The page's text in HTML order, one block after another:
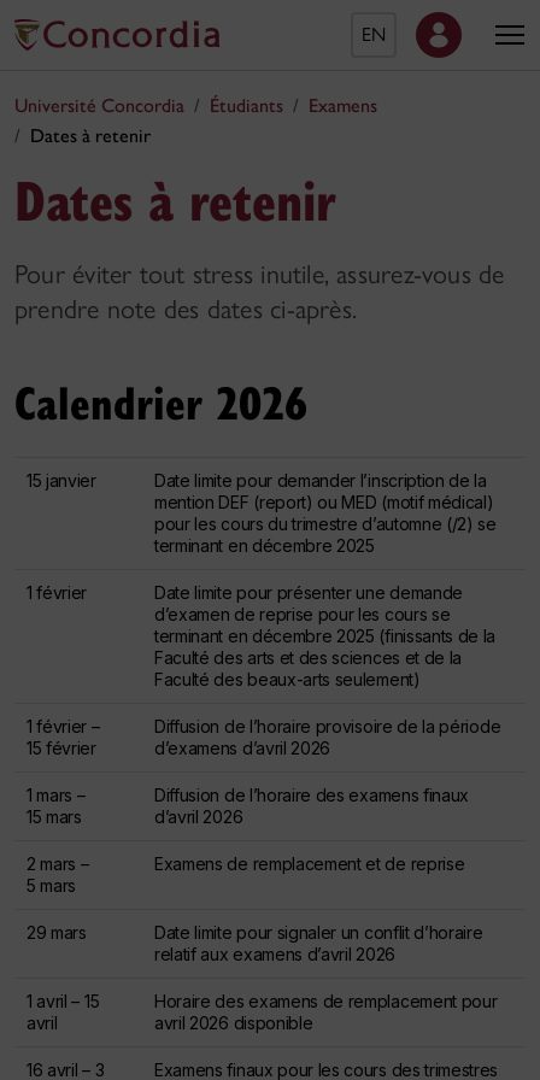
EN
Université Concordia Étudiants
Examens
Dates à retenir
Dates à retenir
Pour éviter tout stress inutile, assurez-vous de
prendre note des dates ci-après.
Calendrier 2026
15 janvier
Date limite pour demander l’inscription de la
mention DEF (report) ou MED (motif médical)
pour les cours du trimestre d’automne (/2) se
terminant en décembre 2025
1 février
Date limite pour présenter une demande
d’examen de reprise pour les cours se
terminant en décembre 2025 (finissants de la
Faculté des arts et des sciences et de la
Faculté des beaux-arts seulement)
1 février –
15 février
Diffusion de l’horaire provisoire de la période
d’examens d’avril 2026
1 mars –
15 mars
Diffusion de l’horaire des examens finaux
d’avril 2026
2 mars –
5 mars
Examens de remplacement et de reprise
29 mars
Date limite pour signaler un conflit d’horaire
relatif aux examens d’avril 2026
1 avril – 15
avril
Horaire des examens de remplacement pour
avril 2026 disponible
16 avril – 3 Examens finaux pour les cours des trimestres